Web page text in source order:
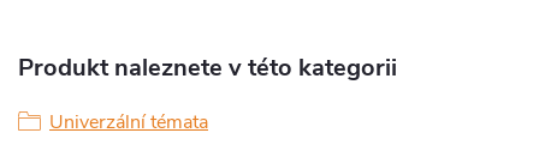
Produkt naleznete v této kategorii
Univerzální témata